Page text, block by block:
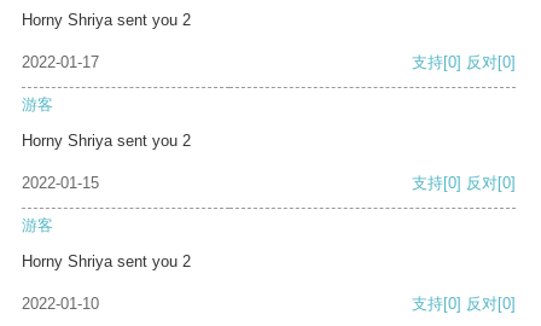
Horny Shriya sent you 2
2022-01-17 支持[0] 反对[0]
游客
Horny Shriya sent you 2
2022-01-15 支持[0] 反对[0]
游客
Horny Shriya sent you 2
2022-01-10 支持[0] 反对[0]